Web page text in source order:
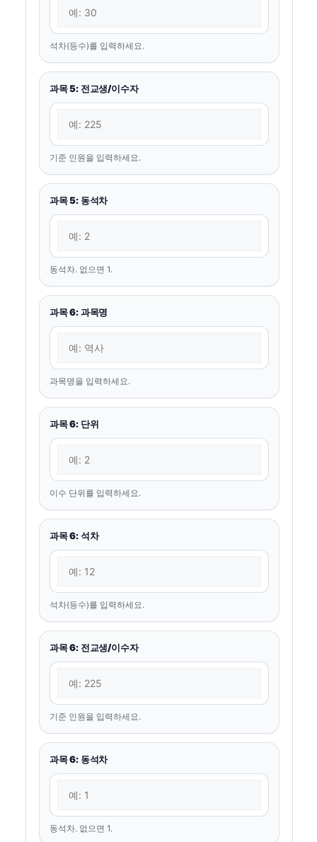
석차(등수)를 입력하세요.
과목 5: 전교생/이수자
기준 인원을 입력하세요.
과목 5: 동석차
동석차. 없으면 1.
과목 6: 과목명
과목명을 입력하세요.
과목 6: 단위
이수 단위를 입력하세요.
과목 6: 석차
석차(등수)를 입력하세요.
과목 6: 전교생/이수자
기준 인원을 입력하세요.
과목 6: 동석차
동석차. 없으면 1.